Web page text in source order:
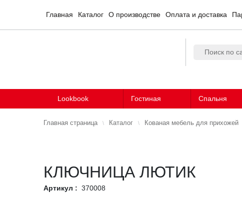
Главная Каталог О производстве Оплата и доставка
Lookbook Гостиная Спальня
Главная страница Каталог Кованая мебель для прихожей
КЛЮЧНИЦА ЛЮТИК
Артикул : 370008